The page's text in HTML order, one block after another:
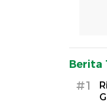
Berita
#1